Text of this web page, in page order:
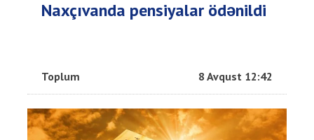
Naxçıvanda pensiyalar ödənildi
Toplum 8 Avqust 12:42